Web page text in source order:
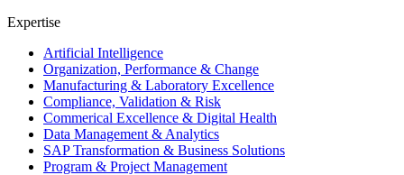
Expertise
Artificial Intelligence
Organization, Performance & Change
Manufacturing & Laboratory Excellence
Compliance, Validation & Risk
Commerical Excellence & Digital Health
Data Management & Analytics
SAP Transformation & Business Solutions
Program & Project Management